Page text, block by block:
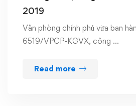
2019
Văn phòng chính phủ vừa ban
6519/VPCP-KGVX, công …
Read more